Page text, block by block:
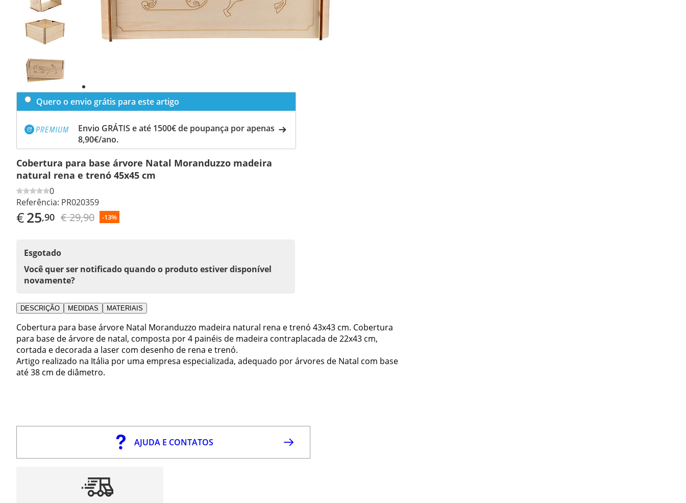
Previous
Next
slide
Quero o envio grátis para este artigo
Envio GRÁTIS e até 1500€ de poupança por apenas
8,90€/ano.
Cobertura para base árvore Natal Moranduzzo madeira
natural rena e trenó 45x45 cm
0
Referência: PR020359
€25,90 € 29,90 -13%
Esgotado
Você quer ser notificado quando o produto estiver disponível
novamente?
DESCRIÇÃO MEDIDAS MATERIAIS
Cobertura para base árvore Natal Moranduzzo madeira natural rena e trenó 43x43 cm. Cobertura
para base de árvore de natal, composta por 4 painéis de madeira contraplacada de 22x43 cm,
cortada e decorada a laser com desenho de rena e trenó.
Artigo realizado na Itália por uma empresa especializada, adequado por árvores de Natal com base
até 38 cm de diâmetro.
AJUDA E CONTATOS